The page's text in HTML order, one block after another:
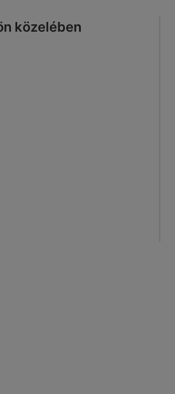
közelében